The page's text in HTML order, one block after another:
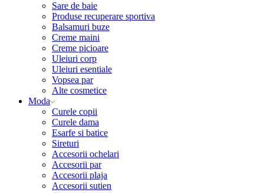
Sare de baie
Produse recuperare sportiva
Balsamuri buze
Creme maini
Creme picioare
Uleiuri corp
Uleiuri esentiale
Vopsea par
Alte cosmetice
Moda
Curele copii
Curele dama
Esarfe si batice
Sireturi
Accesorii ochelari
Accesorii par
Accesorii plaja
Accesorii sutien